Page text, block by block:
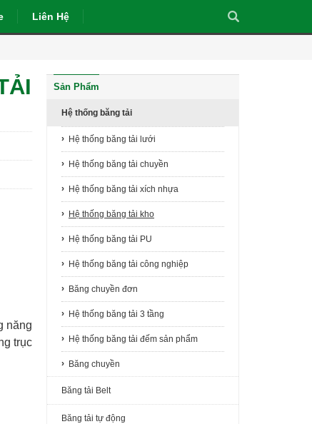
Liên Hệ
năng
trục
Sản Phẩm
Hệ thống băng tải
Hệ thống băng tải lưới
Hệ thống băng tải chuyền
Hệ thống băng tải xích nhựa
Hệ thống băng tải kho
Hệ thống băng tải PU
Hệ thống băng tải công nghiệp
Băng chuyền đơn
Hệ thống băng tải 3 tầng
Hệ thống băng tải đếm sản phẩm
Băng chuyền
Băng tải Belt
Băng tải tự động